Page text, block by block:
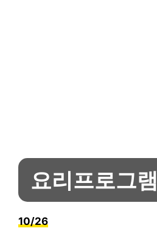
요리프로그램
10/26